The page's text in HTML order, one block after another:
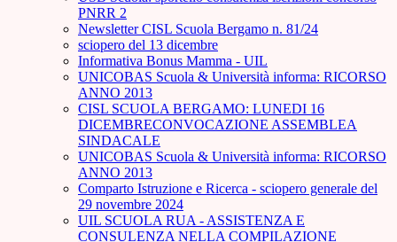
PNRR 2
Newsletter CISL Scuola Bergamo n. 81/24
sciopero del 13 dicembre
Informativa Bonus Mamma - UIL
UNICOBAS Scuola & Università informa: RICORSO
ANNO 2013
CISL SCUOLA BERGAMO: LUNEDI 16
DICEMBRECONVOCAZIONE ASSEMBLEA
SINDACALE
UNICOBAS Scuola & Università informa: RICORSO
ANNO 2013
Comparto Istruzione e Ricerca - sciopero generale del
29 novembre 2024
UIL SCUOLA RUA - ASSISTENZA E
CONSULENZA NELLA COMPILAZIONE